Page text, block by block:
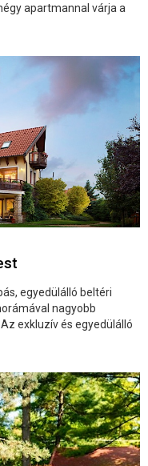
apartmannal várja a
egyedülálló beltéri
nagyobb
exkluzív és egyedülálló